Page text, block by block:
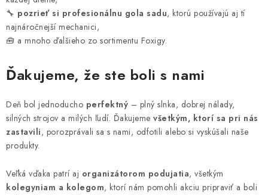
🔧 pozrieť si profesionálnu gola sadu, ktorú používajú aj tí
najnáročnejší mechanici,
🧰 a mnoho ďalšieho zo sortimentu Foxigy.
Ďakujeme, že ste boli s nami
Deň bol jednoducho perfektný – plný slnka, dobrej nálady,
silných strojov a milých ľudí. Ďakujeme všetkým, ktorí sa pri nás
zastavili, porozprávali sa s nami, odfotili alebo si vyskúšali naše
produkty.
Veľká vďaka patrí aj organizátorom podujatia, všetkým
kolegyniam a kolegom, ktorí nám pomohli akciu pripraviť a boli